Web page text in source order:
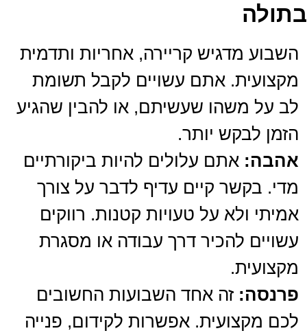
בתולה
השבוע מדגיש קריירה, אחריות ותדמית
מקצועית. אתם עשויים לקבל תשומת
לב על משהו שעשיתם, או להבין שהגיע
הזמן לבקש יותר.
אהבה: אתם עלולים להיות ביקורתיים
מדי. בקשר קיים עדיף לדבר על צורך
אמיתי ולא על טעויות קטנות. רווקים
עשויים להכיר דרך עבודה או מסגרת
מקצועית.
פרנסה: זה אחד השבועות החשובים
לכם מקצועית. אפשרות לקידום, פנייה